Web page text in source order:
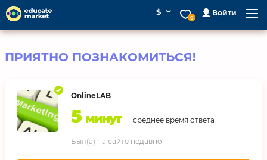
$ ⌄
0
Войти
ПРИЯТНО ПОЗНАКОМИТЬСЯ!
OnlineLAB
5 минут среднее время ответа
Был(а) на сайте недавно